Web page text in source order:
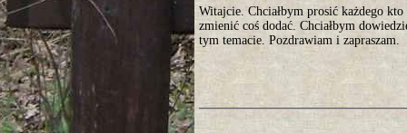
Witajcie. Chciałbym prosić każdego
zmienić coś dodać. Chciałbym
tym temacie. Pozdrawiam i zapraszam.